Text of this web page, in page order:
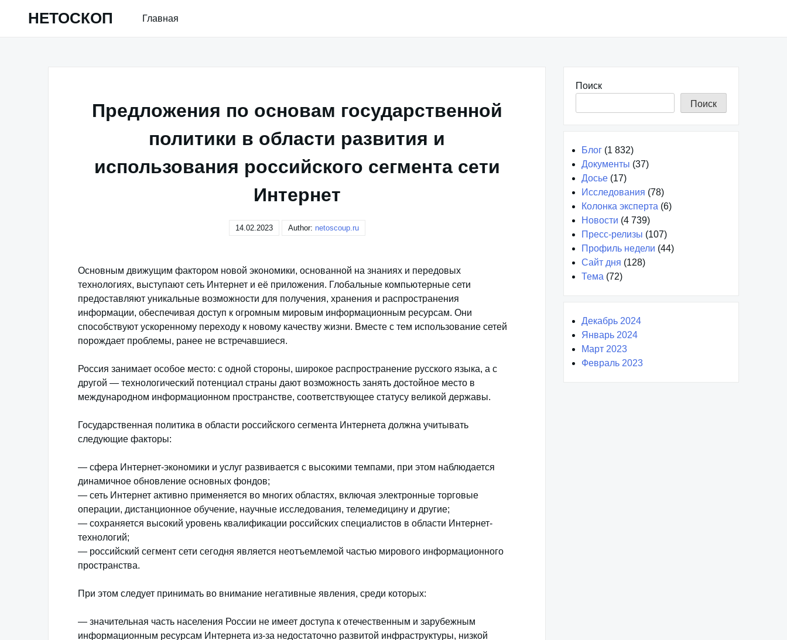
НЕТОСКОП Главная
Предложения по основам государственной
политики в области развития и
использования российского сегмента сети
Интернет
14.02.2023 Author: netoscoup.ru
Основным движущим фактором новой экономики, основанной на знаниях и передовых
технологиях, выступают сеть Интернет и её приложения. Глобальные компьютерные сети
предоставляют уникальные возможности для получения, хранения и распространения
информации, обеспечивая доступ к огромным мировым информационным ресурсам. Они
способствуют ускоренному переходу к новому качеству жизни. Вместе с тем использование сетей
порождает проблемы, ранее не встречавшиеся.
Россия занимает особое место: с одной стороны, широкое распространение русского языка, а с
другой — технологический потенциал страны дают возможность занять достойное место в
международном информационном пространстве, соответствующее статусу великой державы.
Государственная политика в области российского сегмента Интернета должна учитывать
следующие факторы:
— сфера Интернет-экономики и услуг развивается с высокими темпами, при этом наблюдается
динамичное обновление основных фондов;
— сеть Интернет активно применяется во многих областях, включая электронные торговые
операции, дистанционное обучение, научные исследования, телемедицину и другие;
— сохраняется высокий уровень квалификации российских специалистов в области Интернет-
технологий;
— российский сегмент сети сегодня является неотъемлемой частью мирового информационного
пространства.
При этом следует принимать во внимание негативные явления, среди которых:
— значительная часть населения России не имеет доступа к отечественным и зарубежным
информационным ресурсам Интернета из-за недостаточно развитой инфраструктуры, низкой
Поиск
Поиск
Блог (1 832)
Документы (37)
Досье (17)
Исследования (78)
Колонка эксперта (6)
Новости (4 739)
Пресс-релизы (107)
Профиль недели (44)
Сайт дня (128)
Тема (72)
Декабрь 2024
Январь 2024
Март 2023
Февраль 2023